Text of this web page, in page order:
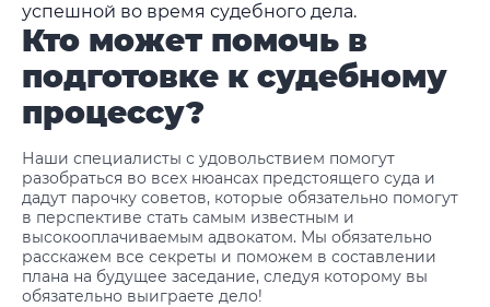
успешной во время судебного дела.
Кто может помочь в
подготовке к судебному
процессу?
Наши специалисты с удовольствием помогут
разобраться во всех нюансах предстоящего суда и
дадут парочку советов, которые обязательно помогут
в перспективе стать самым известным и
высокооплачиваемым адвокатом. Мы обязательно
расскажем все секреты и поможем в составлении
плана на будущее заседание, следуя которому вы
обязательно выиграете дело!